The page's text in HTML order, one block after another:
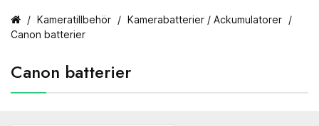
Kameratillbehör
Kamerabatterier / Ackumulatorer
Canon batterier
Canon batterier